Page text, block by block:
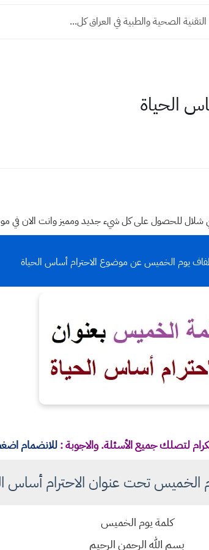
الصحية والطبية في العراق كل...
الحياة
شلال للحصول على كل شيء جديد ومميز وانت الان في
يوم الخميس عن موضوع الاحترام أساس الحياة
لتصلك جميع الأسئلة. والاجوبة :للانضمام
تحت عنوان الاحترام أساس
كلمة يوم الخميس
بسم الله الرحمن الرحيم